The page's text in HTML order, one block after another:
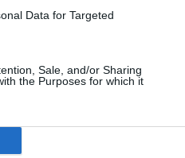
Data for Targeted
Sale, and/or Sharing
the Purposes for which it
δημόσια
δεσμεύσεις δεν
που, σύμφωνα με τις